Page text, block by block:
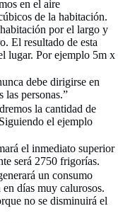
en el aire
de la habitación.
por el largo y
El resultado de esta
lugar. Por ejemplo 5m x
debe dirigirse en
las personas.”
la cantidad de
el ejemplo
el inmediato superior
será 2750 frigorías.
un consumo
días muy calurosos.
no se disminuirá el